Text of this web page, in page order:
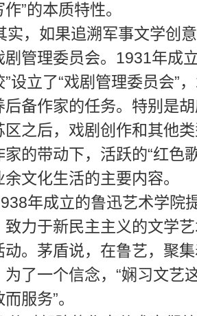
”的本质特性。
实，如果追溯军事文学创
剧管理委员会。1931年成
”设立了“戏剧管理委员会”
后备作家的任务。特别是
区之后，戏剧创作和其他
家的带动下，活跃的“红色
余文化生活的主要内容。
年成立的鲁迅艺术学院
致力于新民主主义的文学
动。茅盾说，在鲁艺，聚
为了一个信念，“娴习文艺
服务”。